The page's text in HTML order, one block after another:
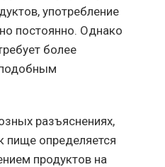
употребление
постоянно. Однако
более
разъяснениях,
пище определяется
продуктов на